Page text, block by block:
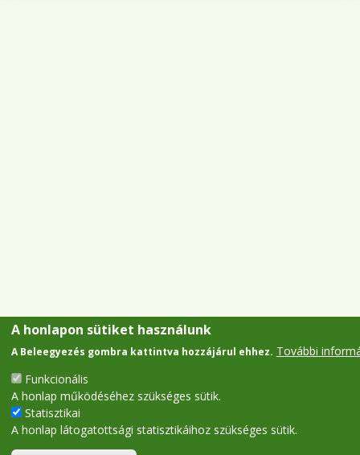
A honlapon sütiket használunk
A Beleegyezés gombra kattintva hozzájárul ehhez. További
Funkcionális
A honlap működéséhez szükséges sütik.
Statisztikai
A honlap látogatottsági statisztikáihoz szükséges sütik.